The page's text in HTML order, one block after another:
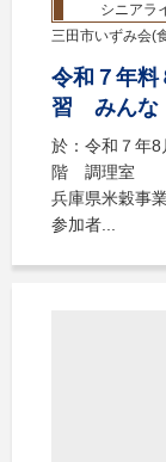
シニアラ
三田市いずみ会(
令和７年
習 みんな
於：令和７年
階 調理室
兵庫県米穀事
参加者...